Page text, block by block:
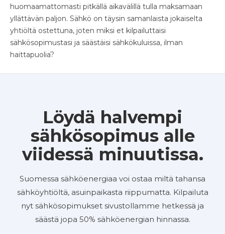
huomaamattomasti pitkällä aikavälillä tulla maksamaan
yllättävän paljon. Sähkö on täysin samanlaista jokaiselta
yhtiöltä ostettuna, joten miksi et kilpailuttaisi
sähkösopimustasi ja säästäisi sähkökuluissa, ilman
haittapuolia?
Löydä halvempi
sähkösopimus alle
viidessä minuutissa.
Suomessa sähköenergiaa voi ostaa miltä tahansa
sähköyhtiöltä, asuinpaikasta riippumatta. Kilpailuta
nyt sähkösopimukset sivustollamme hetkessä ja
säästä jopa 50% sähköenergian hinnassa.